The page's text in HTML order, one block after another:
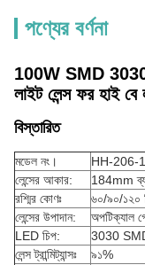
পণ্যের বর্ণনা
100W SMD
লাইট লেন্স ফর হাই বে
বিস্তারিত
মডেল নং।
HH-206-
লেন্সের আকার:
184mm
রশ্মির কোণঃ
৬০/৯০/১২০
লেন্সের উপাদান:
অপটিক্যাল
LED চিপ:
3030
লেন্স ট্রান্মিট্যান্সঃ
৯১%